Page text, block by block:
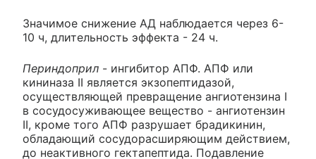
Значимое снижение АД наблюдается через 6-
10 ч, длительность эффекта - 24 ч.
Периндоприл - ингибитор АПФ. АПФ или
кининаза II является экзопептидазой,
осуществляющей превращение ангиотензина I
в сосудосуживающее вещество - ангиотензин
II, кроме того АПФ разрушает брадикинин,
обладающий сосудорасширяющим действием,
до неактивного гектапептида. Подавление